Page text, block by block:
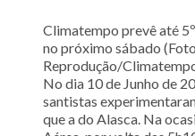
Climatempo prevê até
no próximo sábado
Reprodução/
No dia 10 de Junho de
santistas
que a do Alasca. Na